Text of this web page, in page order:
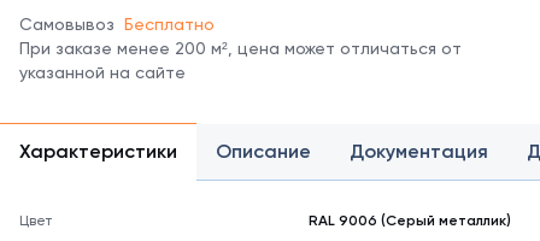
может
не
полностью
оттенку.
Самовывоз Бесплатно
При заказе менее 200 м², цена может отличаться от
указанной на сайте
Характеристики Описание Документация
Цвет RAL 9006 (Серый металлик)